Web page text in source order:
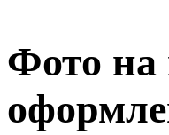
Фото